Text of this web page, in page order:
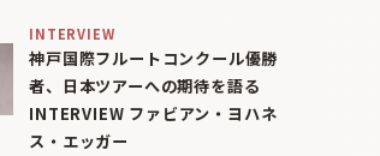
INTERVIEW
神戸国際フルートコンクール優勝
者、日本ツアーへの期待を語る
INTERVIEW ファビアン・ヨハネ
ス・エッガー